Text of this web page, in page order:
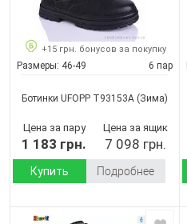
+15 грн. бонусов за покупку
Размеры: 46-49 6 пар
Ботинки UFOPP T93153A (Зима)
Цена за пару
1 183 грн.
Цена за ящик
7 098 грн.
Купить Подробнее